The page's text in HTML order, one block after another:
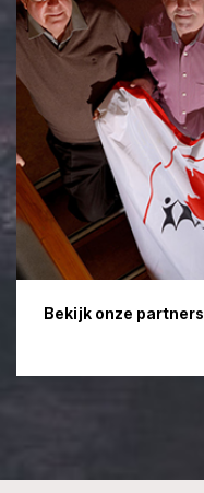
Bekijk onze partners